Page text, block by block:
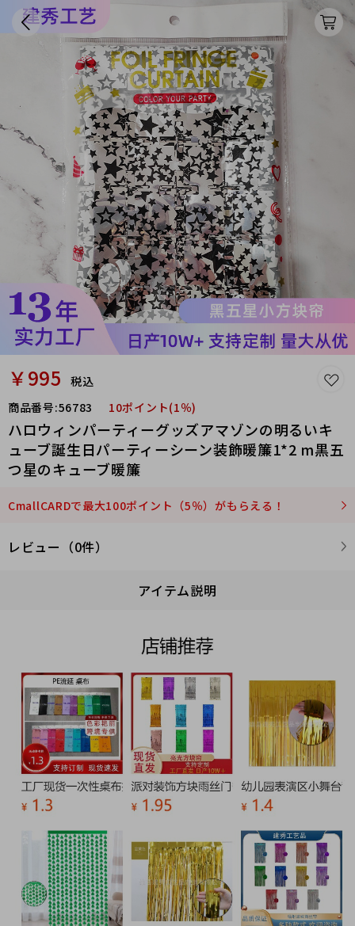
￥995
税込
商品番号:56783 10ポイント(1％)
ハロウィンパーティーグッズアマゾンの明るいキ
ューブ誕生日パーティーシーン装飾暖簾1*2 m黒五
つ星のキューブ暖簾
CmallCARDで最大100ポイント（5％）がもらえる！
レビュー（0件）
アイテム説明